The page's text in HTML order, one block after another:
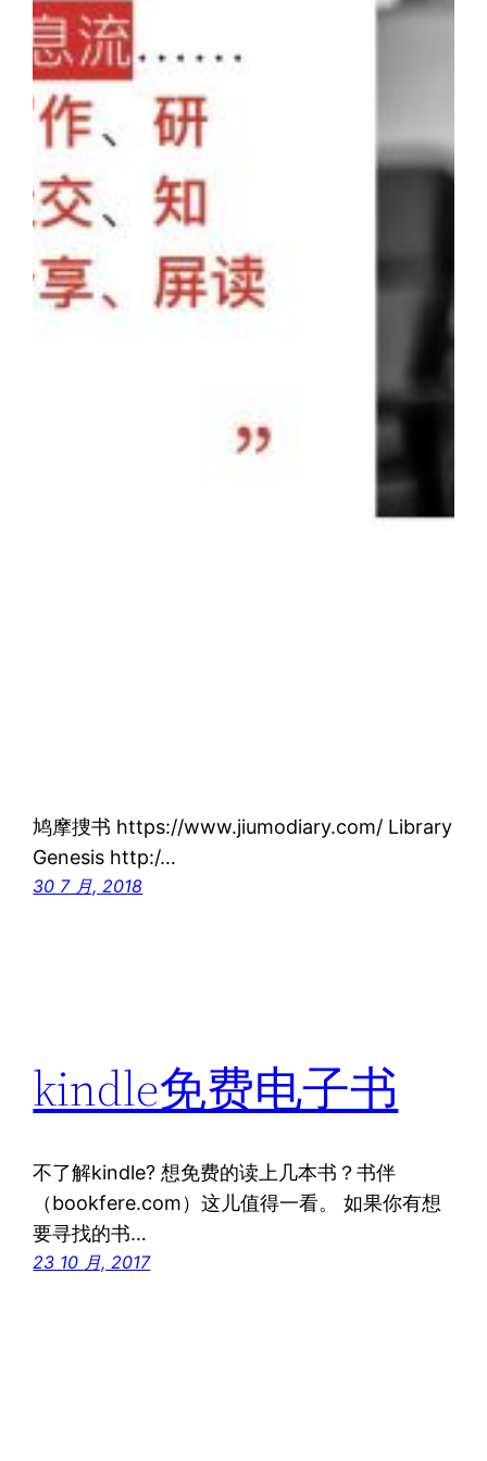
鸠摩捜书 https://www.jiumodiary.com/ Library
Genesis http:/…
30 7 月, 2018
kindle免费电子书
不了解kindle? 想免费的读上几本书？书伴
（bookfere.com）这儿值得一看。 如果你有想
要寻找的书…
23 10 月, 2017